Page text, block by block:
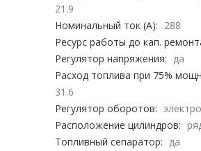
21.9
Номинальный ток (А): 288
Ресурс работы до кап.
Регулятор напряжения: да
Расход топлива при 75%
31.6
Регулятор оборотов:
Расположение цилиндров:
Топливный сепаратор: да